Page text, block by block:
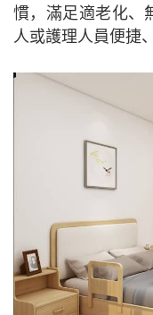
慣，滿足適老化、
人或護理人員便捷